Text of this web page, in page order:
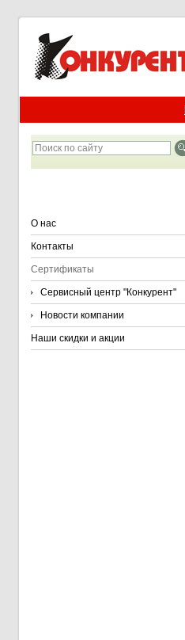
О нас
Контакты
Сертификаты
Сервисный центр "Конкурент"
Новости компании
Наши скидки и акции